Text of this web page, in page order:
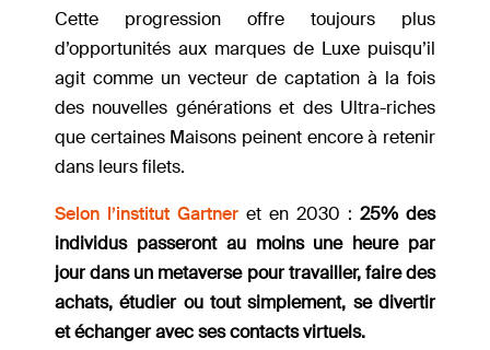
Cette progression offre toujours plus
d’opportunités aux marques de Luxe puisqu’il
agit comme un vecteur de captation à la fois
des nouvelles générations et des Ultra-riches
que certaines Maisons peinent encore à retenir
dans leurs filets.
Selon l’institut Gartner et en 2030 : 25% des
individus passeront au moins une heure par
jour dans un metaverse pour travailler, faire des
achats, étudier ou tout simplement, se divertir
et échanger avec ses contacts virtuels.